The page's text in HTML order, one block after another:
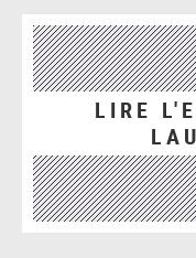
LIRE